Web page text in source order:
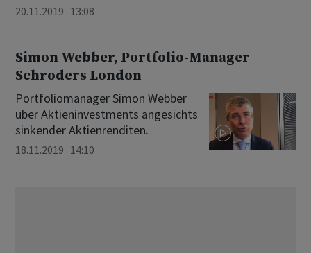
20.11.2019 13:08
Simon Webber, Portfolio-Manager
Schroders London
Portfoliomanager Simon Webber
über Aktieninvestments angesichts
sinkender Aktienrenditen.
18.11.2019 14:10